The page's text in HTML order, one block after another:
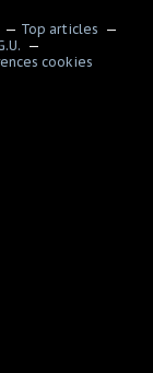
Top articles
cookies